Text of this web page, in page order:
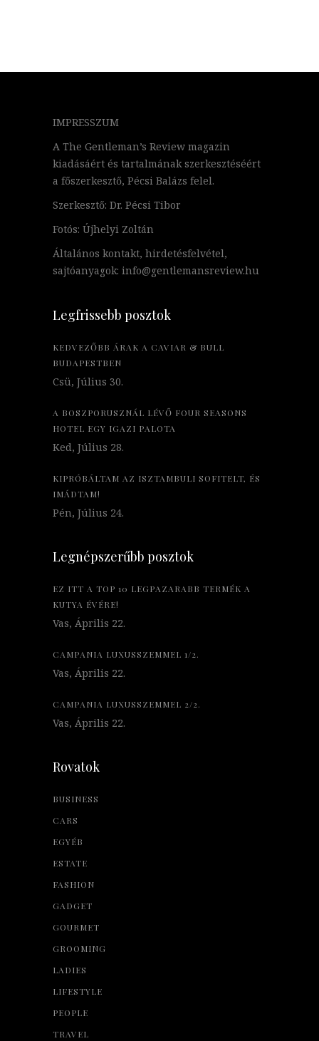
IMPRESSZUM
A The Gentleman’s Review magazin
kiadásáért és tartalmának szerkesztéséért
a főszerkesztő, Pécsi Balázs felel.
Szerkesztő: Dr. Pécsi Tibor
Fotós: Újhelyi Zoltán
Általános kontakt, hirdetésfelvétel,
sajtóanyagok: info@gentlemansreview.hu
Legfrissebb posztok
KEDVEZŐBB ÁRAK A CAVIAR & BULL
BUDAPESTBEN
Csü, Július 30.
A BOSZPORUSZNÁL LÉVŐ FOUR SEASONS
HOTEL EGY IGAZI PALOTA
Ked, Július 28.
KIPRÓBÁLTAM AZ ISZTAMBULI SOFITELT, ÉS
IMÁDTAM!
Pén, Július 24.
Legnépszerűbb posztok
EZ ITT A TOP 10 LEGPAZARABB TERMÉK A
KUTYA ÉVÉRE!
Vas, Április 22.
CAMPANIA LUXUSSZEMMEL 1/2.
Vas, Április 22.
CAMPANIA LUXUSSZEMMEL 2/2.
Vas, Április 22.
Rovatok
BUSINESS
CARS
EGYÉB
ESTATE
FASHION
GADGET
GOURMET
GROOMING
LADIES
LIFESTYLE
PEOPLE
TRAVEL